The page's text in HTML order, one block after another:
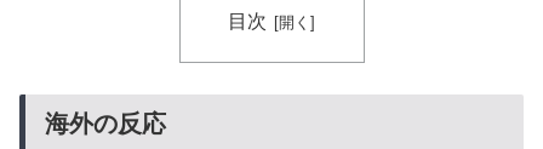
目次
海外の反応